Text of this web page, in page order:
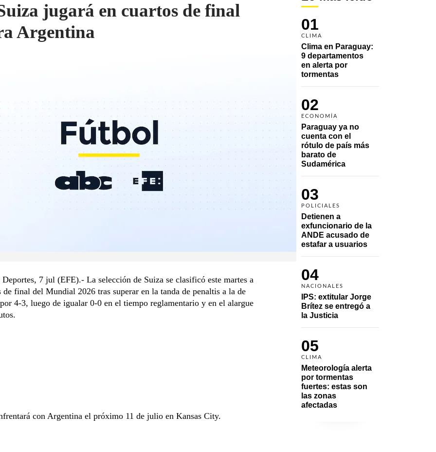
01
CLIMA
Clima en Paraguay:
9 departamentos
en alerta por
tormentas
02
ECONOMÍA
Paraguay ya no
cuenta con el
rótulo de país más
barato de
Sudamérica
03
POLICIALES
Detienen a
exfuncionario de la
ANDE acusado de
estafar a usuarios
04
NACIONALES
IPS: extitular Jorge
Brítez se entregó a
la Justicia
05
CLIMA
Meteorología alerta
por tormentas
fuertes: estas son
las zonas
afectadas
jugará en cuartos de final
Argentina
Deportes, 7 jul (EFE).- La selección de Suiza se clasificó este martes a
de final del Mundial 2026 tras superar en la tanda de penaltis a la de
4-3, luego de igualar 0-0 en el tiempo reglamentario y en el alargue
con Argentina el próximo 11 de julio en Kansas City.